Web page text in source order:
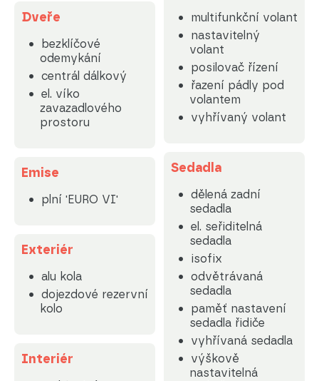
Dveře
bezklíčové
odemykání
centrál dálkový
el. víko
zavazadlového
prostoru
Emise
plní 'EURO VI'
Exteriér
alu kola
dojezdové rezervní
kolo
Interiér
multifunkční volant
nastavitelný
volant
posilovač řízení
řazení pádly pod
volantem
vyhřívaný volant
Sedadla
dělená zadní
sedadla
el. seřiditelná
sedadla
isofix
odvětrávaná
sedadla
paměť nastavení
sedadla řidiče
vyhřívaná sedadla
výškově
nastavitelná